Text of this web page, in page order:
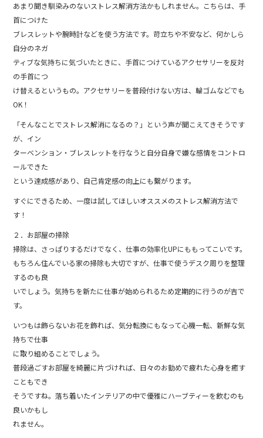
あまり聞き馴染みのないストレス解消方法かもしれません。こちらは、手
首につけた
ブレスレットや腕時計などを使う方法です。苛立ちや不安など、何かしら
自分のネガ
ティブな気持ちに気づいたときに、手首につけているアクセサリーを反対
の手首につ
け替えるというもの。アクセサリーを普段付けない方は、輪ゴムなどでも
OK！
「そんなことでストレス解消になるの？」という声が聞こえてきそうです
が、イン
ターベンション・ブレスレットを行なうと自分自身で嫌な感情をコントロ
ールできた
という達成感があり、自己肯定感の向上にも繋がります。
すぐにできるため、一度は試してほしいオススメのストレス解消方法で
す！
２．お部屋の掃除
掃除は、さっぱりするだけでなく、仕事の効率化UPにももってこいです。
もちろん住んでいる家の掃除も大切ですが、仕事で使うデスク周りを整理
するのも良
いでしょう。気持ちを新たに仕事が始められるため定期的に行うのが吉で
す。
いつもは飾らないお花を飾れば、気分転換にもなって心機一転、新鮮な気
持ちで仕事
に取り組めることでしょう。
普段過ごすお部屋を綺麗に片づければ、日々のお勤めで疲れた心身を癒す
こともでき
そうですね。落ち着いたインテリアの中で優雅にハーブティーを飲むのも
良いかもし
れません。